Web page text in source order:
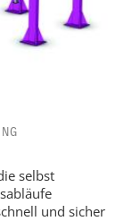
selbst
und sicher